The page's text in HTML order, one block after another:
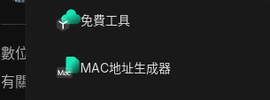
免費工具
MAC地址生成器
數位革命使從世界任何地方在線賺錢變得
有關在線賺錢方法的文章和博客。無論您